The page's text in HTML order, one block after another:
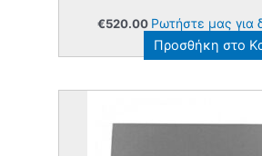
€520.00 Ρωτήστε μας για
Προσθήκη στο